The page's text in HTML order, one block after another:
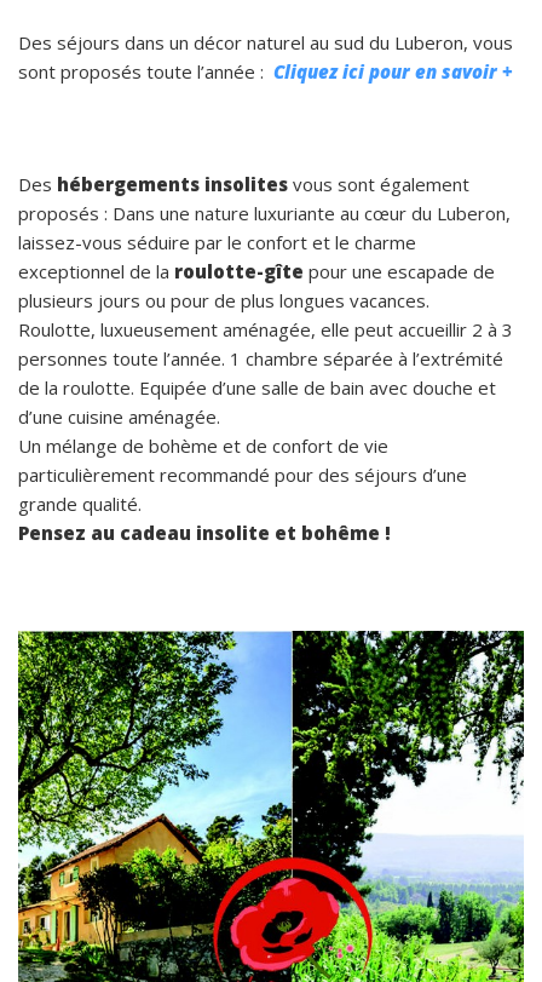
Des séjours dans un décor naturel au sud du Luberon, vous
sont proposés toute l’année : Cliquez ici pour en savoir +
Des hébergements insolites vous sont également
proposés : Dans une nature luxuriante au cœur du Luberon,
laissez-vous séduire par le confort et le charme
exceptionnel de la roulotte-gîte pour une escapade de
plusieurs jours ou pour de plus longues vacances.
Roulotte, luxueusement aménagée, elle peut accueillir 2 à 3
personnes toute l’année. 1 chambre séparée à l’extrémité
de la roulotte. Equipée d’une salle de bain avec douche et
d’une cuisine aménagée.
Un mélange de bohème et de confort de vie
particulièrement recommandé pour des séjours d’une
grande qualité.
Pensez au cadeau insolite et bohême !